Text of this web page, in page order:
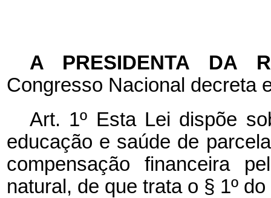
A PRESIDENTA DA
Congresso Nacional decreta
Art. 1º Esta Lei dispõe
educação e saúde de
compensação financeira
natural, de que trata o § 1º